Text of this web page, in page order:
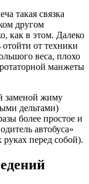
такая связка
другом
как в этом. Далеко
от техники
веса, плохо
ротаторной манжеты
заменой жиму
дельтами)
более простое и
автобуса»
перед собой).